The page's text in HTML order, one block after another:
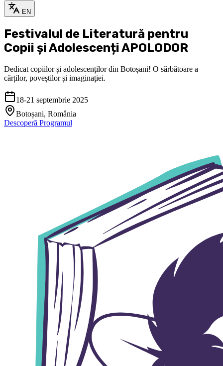
EN
Festivalul de Literatură pentru
Copii și AdolescențiAPOLODOR
Dedicat copiilor și adolescenților din Botoșani! O sărbătoare a
cărților, poveștilor și imaginației.
18-21 septembrie 2025
Botoșani, România
Descoperă Programul